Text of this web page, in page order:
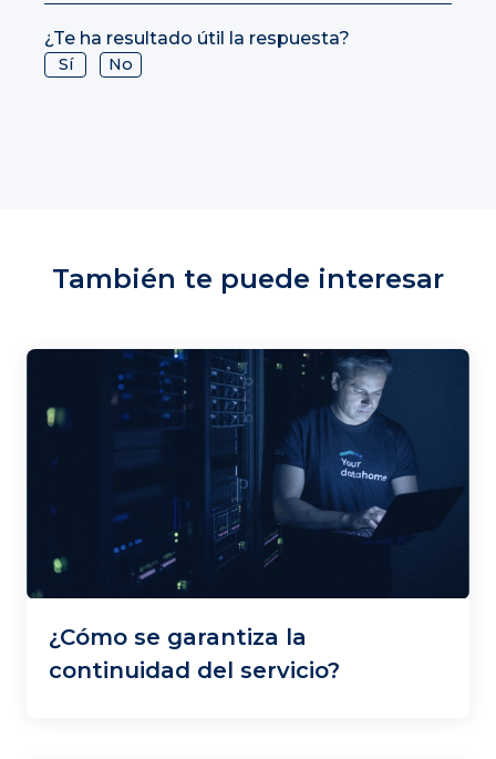
¿Te ha resultado útil la respuesta?
Sí No
También te puede interesar
¿Cómo se garantiza la
continuidad del servicio?